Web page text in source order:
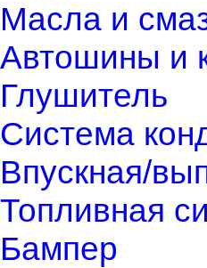
Масла и
Автошины и
Глушитель
Система
Впускная/
Топливная
Бампер